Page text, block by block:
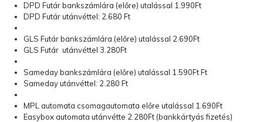
DPD Futár bankszámlára (előre) utalással 1.990Ft
DPD Futár utánvéttel: 2.680 Ft
GLS Futár bankszámlára (előre) utalással 2.690Ft
GLS Futár utánvéttel 3.280Ft
Sameday bankszámlára (előre) utalással 1.590Ft Ft
Sameday utánvéttel: 2.280 Ft
MPL automata csomagautomata előre utalással 1.690Ft
Easybox automata utánvétte 2.280Ft (bankkártyás fizetés)